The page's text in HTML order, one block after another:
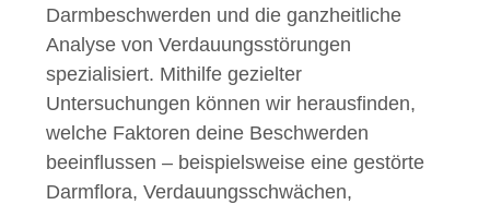
Darmbeschwerden und die ganzheitliche
Analyse von Verdauungsstörungen
spezialisiert. Mithilfe gezielter
Untersuchungen können wir herausfinden,
welche Faktoren deine Beschwerden
beeinflussen – beispielsweise eine gestörte
Darmflora, Verdauungsschwächen,